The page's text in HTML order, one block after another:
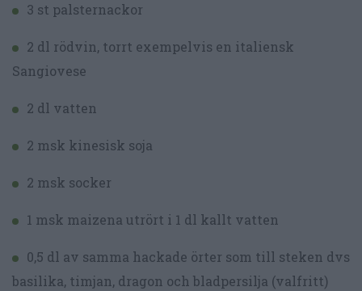
3 st palsternackor
2 dl rödvin, torrt exempelvis en italiensk
Sangiovese
2 dl vatten
2 msk kinesisk soja
2 msk socker
1 msk maizena utrört i 1 dl kallt vatten
0,5 dl av samma hackade örter som till steken dvs
basilika, timjan, dragon och bladpersilja (valfritt)